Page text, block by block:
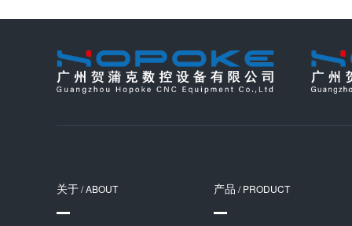
关于/ ABOUT 产品 / PRODUCT